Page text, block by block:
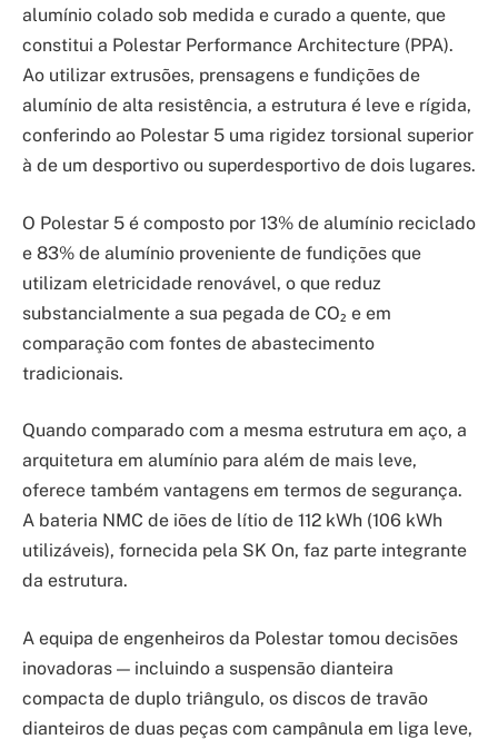
alumínio colado sob medida e curado a quente, que
constitui a Polestar Performance Architecture (PPA).
Ao utilizar extrusões, prensagens e fundições de
alumínio de alta resistência, a estrutura é leve e rígida,
conferindo ao Polestar 5 uma rigidez torsional superior
à de um desportivo ou superdesportivo de dois lugares.
O Polestar 5 é composto por 13% de alumínio reciclado
e 83% de alumínio proveniente de fundições que
utilizam eletricidade renovável, o que reduz
substancialmente a sua pegada de CO₂ e em
comparação com fontes de abastecimento
tradicionais.
Quando comparado com a mesma estrutura em aço, a
arquitetura em alumínio para além de mais leve,
oferece também vantagens em termos de segurança.
A bateria NMC de iões de lítio de 112 kWh (106 kWh
utilizáveis), fornecida pela SK On, faz parte integrante
da estrutura.
A equipa de engenheiros da Polestar tomou decisões
inovadoras — incluindo a suspensão dianteira
compacta de duplo triângulo, os discos de travão
dianteiros de duas peças com campânula em liga leve,